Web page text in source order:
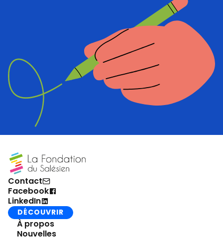
Contact
Facebook
LinkedIn
DÉCOUVRIR
À propos
Nouvelles